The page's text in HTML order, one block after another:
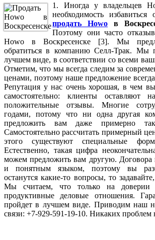
1. Иногда у владельцев
необходимость
продать Howo в
Поэтому они часто
Howo в Воскресенске [3]. Мы
обратиться в компанию Селл-Трак. Мы
лучшем виде, в соответствии со всеми
Отметим, что мы всегда следим за
ценами, поэтому наше предложение
Репутация у нас очень хорошая, в чем
самостоятельно: клиенты оставляют
положительные отзывы. Многие
годами, потому что ни одна другая
предложить вам даже примерно
Самостоятельно рассчитать примерный
этого существуют специальные
Естественно, такая цифра
можем предложить вам другую.
и понятным языком, поэтому вы
останутся какие-то вопросы, то
Мы считаем, что только на доверии
продуктивные деловые отношения.
пройдет в лучшем виде. Приводим наш
связи: +7-929-591-19-10. Никаких проблем